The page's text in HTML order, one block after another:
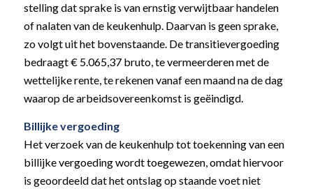
stelling dat sprake is van ernstig verwijtbaar handelen
of nalaten van de keukenhulp. Daarvan is geen sprake,
zo volgt uit het bovenstaande. De transitievergoeding
bedraagt € 5.065,37 bruto, te vermeerderen met de
wettelijke rente, te rekenen vanaf een maand na de dag
waarop de arbeidsovereenkomst is geëindigd.
Billijke vergoeding
Het verzoek van de keukenhulp tot toekenning van een
billijke vergoeding wordt toegewezen, omdat hiervoor
is geoordeeld dat het ontslag op staande voet niet